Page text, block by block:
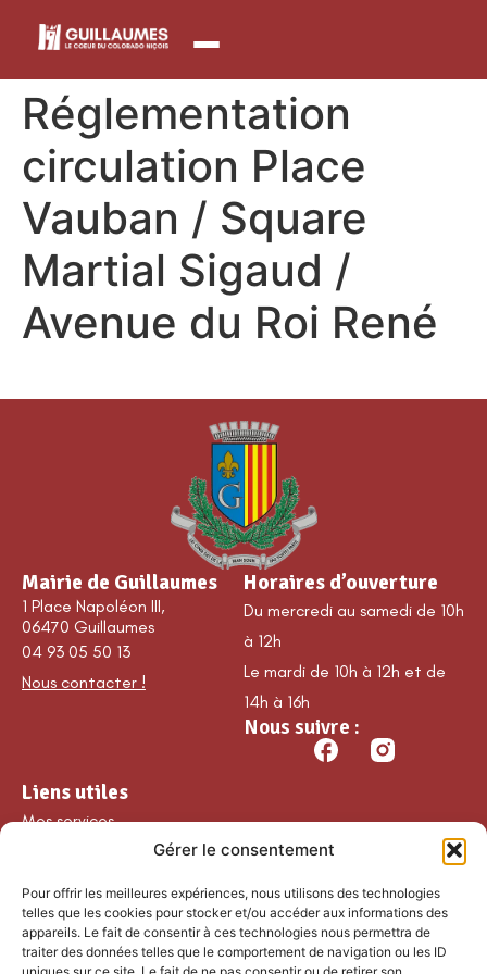
Gérer le consentement
Pour offrir les meilleures expériences, nous utilisons des technologies
telles que les cookies pour stocker et/ou accéder aux informations des
appareils. Le fait de consentir à ces technologies nous permettra de
traiter des données telles que le comportement de navigation ou les ID
principal
Réglementation
circulation Place
Vauban / Square
Martial Sigaud /
Avenue du Roi René
Mairie de Guillaumes
1 Place Napoléon III,
06470 Guillaumes
04 93 05 50 13
Nous contacter !
Horaires d’ouverture
Du mercredi au samedi de 10h
à 12h
Le mardi de 10h à 12h et de
14h à 16h
Nous suivre :
Liens utiles
Mes services
Nos loisirs
Agenda